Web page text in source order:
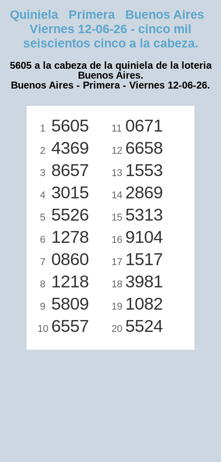
Quiniela Primera Buenos Aires
Viernes 12-06-26 - cinco mil
seiscientos cinco a la cabeza.
5605 a la cabeza de la quiniela de la loteria
Buenos Aires.
Buenos Aires - Primera - Viernes 12-06-26.
1 5605
2 4369
3 8657
4 3015
5 5526
6 1278
7 0860
8 1218
9 5809
10 6557
11 0671
12 6658
13 1553
14 2869
15 5313
16 9104
17 1517
18 3981
19 1082
20 5524